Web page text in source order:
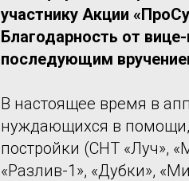
участнику Акции
Благодарность от
последующим
В настоящее время в
нуждающихся в
постройки (СНТ «Луч»,
«Разлив-1», «Дубки»,